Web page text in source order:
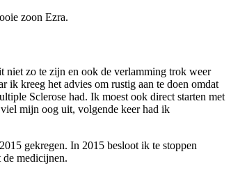
zoon Ezra.
niet zo te zijn en ook de verlamming trok weer
ik kreeg het advies om rustig aan te doen omdat
Sclerose had. Ik moest ook direct starten met
viel mijn oog uit, volgende keer had ik
gekregen. In 2015 besloot ik te stoppen
medicijnen.